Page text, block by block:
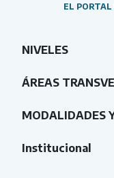
EL
NIVELES
ÁREAS
MODALIDADES
Institucional